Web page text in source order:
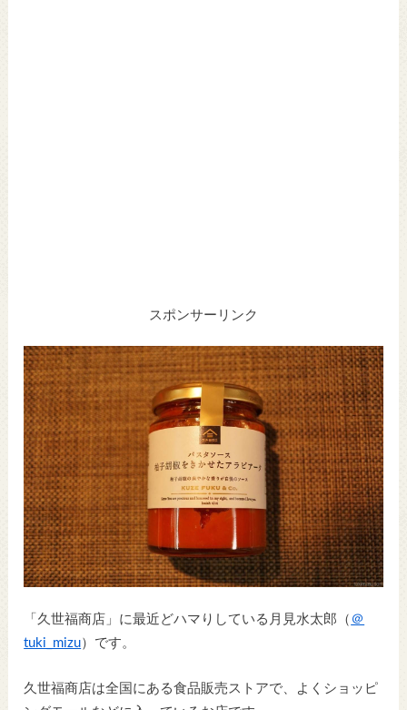
スポンサーリンク
「久世福商店」に最近どハマりしている月見水太郎（ ＠
tuki_mizu）です。
久世福商店は全国にある食品販売ストアで、よくショッピ